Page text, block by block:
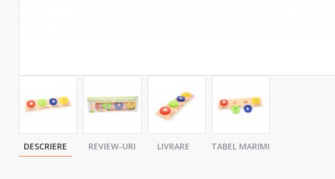
DESCRIERE REVIEW-URI LIVRARE TABEL MARIMI